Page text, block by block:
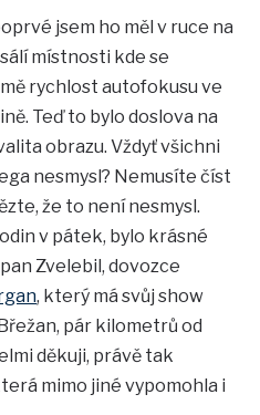
jsem ho měl v ruce na
místnosti kde se
rychlost autofokusu ve
Teď to bylo doslova na
obrazu. Vždyť všichni
nesmysl? Nemusíte číst
že to není nesmysl.
v pátek, bylo krásné
Zvelebil, dovozce
, který má svůj show
pár kilometrů od
děkuji, právě tak
mimo jiné vypomohla i